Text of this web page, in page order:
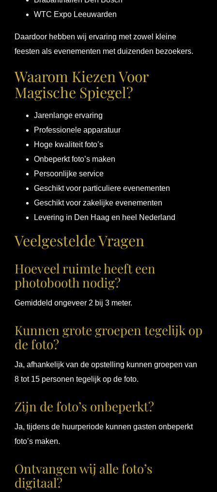
WTC Expo Leeuwarden
Daardoor hebben wij ervaring met zowel kleine
feesten als evenementen met duizenden bezoekers.
Waarom Kiezen Voor
Magische Spiegel?
Jarenlange ervaring
Professionele apparatuur
Hoge kwaliteit foto’s
Onbeperkt foto’s maken
Persoonlijke service
Geschikt voor particuliere evenementen
Geschikt voor zakelijke evenementen
Levering in Den Haag en heel Nederland
Veelgestelde Vragen
Hoeveel ruimte heeft een
photobooth nodig?
Gemiddeld ongeveer 2 bij 3 meter.
Kunnen grote groepen tegelijk op
de foto?
Ja, afhankelijk van de opstelling kunnen groepen van
8 tot 15 personen tegelijk op de foto.
Zijn de foto’s onbeperkt?
Ja, tijdens de huurperiode kunnen gasten onbeperkt
foto’s maken.
Ontvangen wij alle foto’s
digitaal?